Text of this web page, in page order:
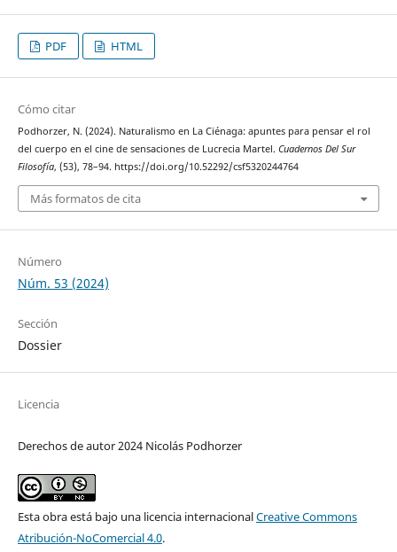
PDF HTML
Cómo citar
Podhorzer, N. (2024). Naturalismo en La Ciénaga: apuntes para pensar el rol
del cuerpo en el cine de sensaciones de Lucrecia Martel. Cuadernos Del Sur
Filosofía, (53), 78–94. https://doi.org/10.52292/csf5320244764
Más formatos de cita
Número
Núm. 53 (2024)
Sección
Dossier
Licencia
Derechos de autor 2024 Nicolás Podhorzer
Esta obra está bajo una licencia internacionalCreative Commons
Atribución-NoComercial 4.0.